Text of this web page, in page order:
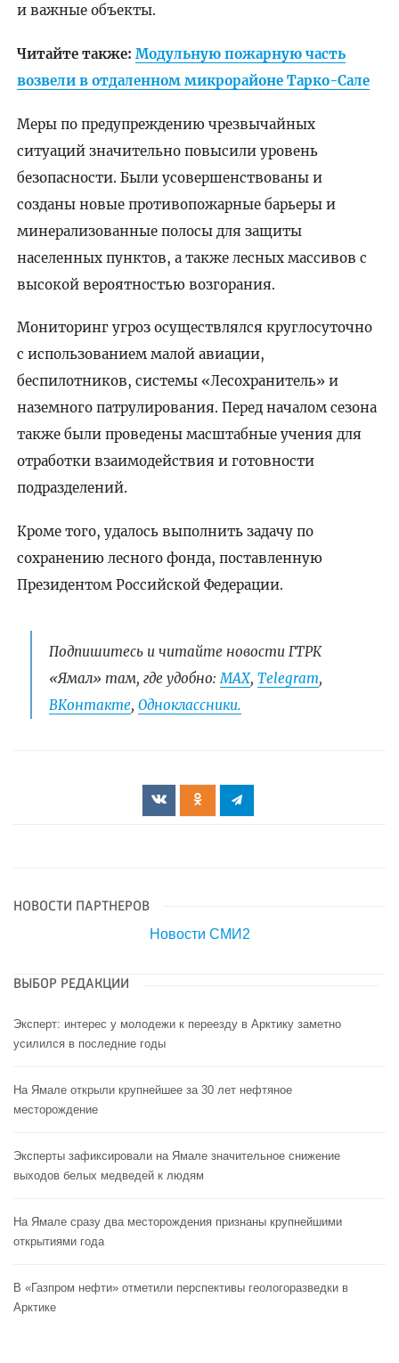
и важные объекты.
Читайте также: Модульную пожарную часть
возвели в отдаленном микрорайоне Тарко-Сале
Меры по предупреждению чрезвычайных
ситуаций значительно повысили уровень
безопасности. Были усовершенствованы и
созданы новые противопожарные барьеры и
минерализованные полосы для защиты
населенных пунктов, а также лесных массивов с
высокой вероятностью возгорания.
Мониторинг угроз осуществлялся круглосуточно
с использованием малой авиации,
беспилотников, системы «Лесохранитель» и
наземного патрулирования. Перед началом сезона
также были проведены масштабные учения для
отработки взаимодействия и готовности
подразделений.
Кроме того, удалось выполнить задачу по
сохранению лесного фонда, поставленную
Президентом Российской Федерации.
Подпишитесь и читайте новости ГТРК
«Ямал» там, где удобно:МАХ, Telegram,
ВКонтакте, Одноклассники.
НОВОСТИ ПАРТНЕРОВ
Новости СМИ2
ВЫБОР РЕДАКЦИИ
Эксперт: интерес у молодежи к переезду в Арктику заметно
усилился в последние годы
На Ямале открыли крупнейшее за 30 лет нефтяное
месторождение
Эксперты зафиксировали на Ямале значительное снижение
выходов белых медведей к людям
На Ямале сразу два месторождения признаны крупнейшими
открытиями года
В «Газпром нефти» отметили перспективы геологоразведки в
Арктике